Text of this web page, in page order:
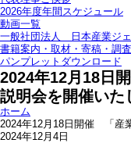
2026年度年間スケジュール
動画一覧
一般社団法人 日本産業ジ
書籍案内・取材・寄稿・調
パンプレットダウンロード
2024年12月18日
説明会を開催いた
ホーム
2024年12月18日開催 「産
2024年12月4日